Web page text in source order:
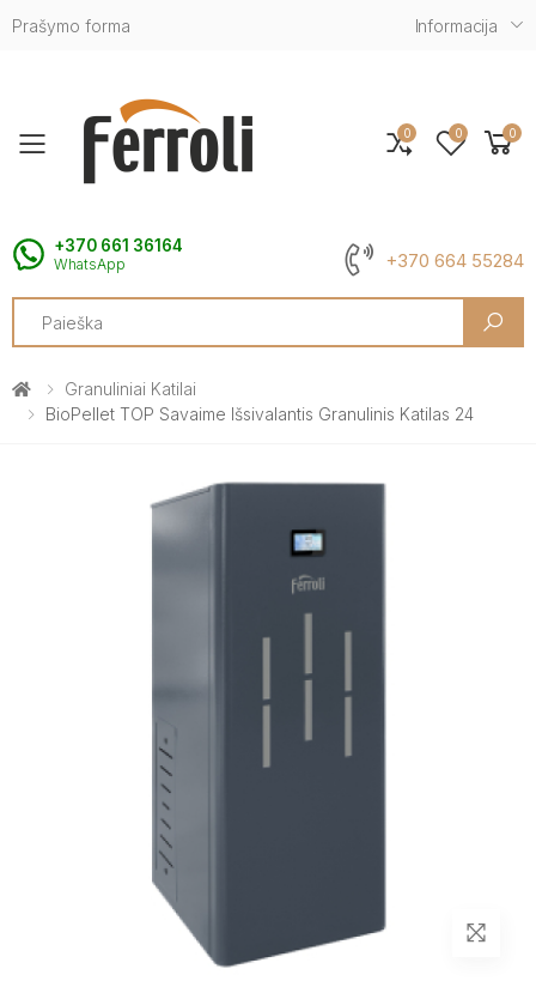
Prašymo forma Informacija
Toggle mobile menu
+370 661 36164
WhatsApp +370 664 55284
Search
0 0 0
Granuliniai Katilai
BioPellet TOP Savaime Išsivalantis Granulinis Katilas 24